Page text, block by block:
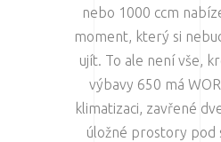
nebo 1000 ccm
moment, který si
ujít. To ale není vše,
výbavy 650 má
klimatizaci, zavřené
úložné prostory pod